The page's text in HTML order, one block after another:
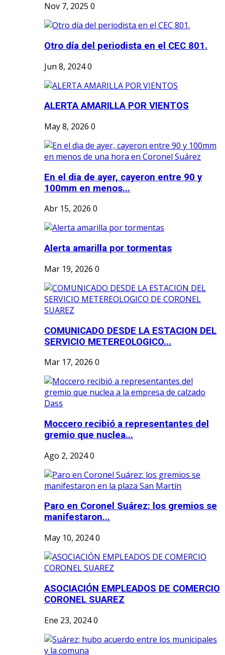
Nov 7, 2025 0
Otro día del periodista en el CEC 801.
Jun 8, 20240
ALERTA AMARILLA POR VIENTOS
May 8, 2026 0
En el dia de ayer, cayeron entre 90 y
100mm en menos...
Abr 15, 2026 0
Alerta amarilla por tormentas
Mar 19, 2026 0
COMUNICADO DESDE LA ESTACION DEL
SERVICIO METEREOLOGICO...
Mar 17, 2026 0
Moccero recibió a representantes del
gremio que nuclea...
Ago 2, 20240
Paro en Coronel Suárez: los gremios se
manifestaron...
May 10, 20240
ASOCIACIÓN EMPLEADOS DE COMERCIO
CORONEL SUAREZ
Ene 23, 20240